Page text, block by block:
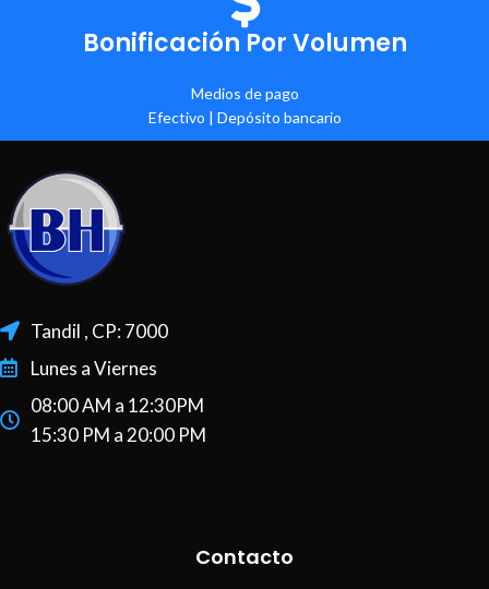
Bonificación Por Volumen
Medios de pago
Efectivo | Depósito bancario
Tandil , CP: 7000
Lunes a Viernes
08:00 AM a 12:30PM
15:30 PM a 20:00 PM
Contacto